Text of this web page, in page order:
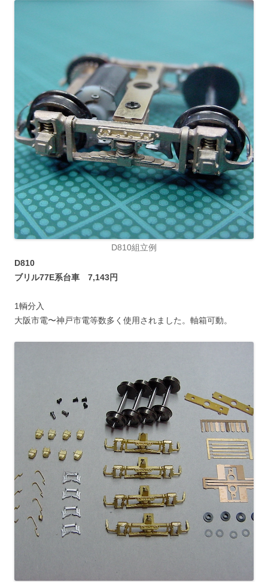
D810組立例
D810
ブリル77E系台車 7,143円
1輌分入
大阪市電〜神戸市電等数多く使用されました。軸箱可動。